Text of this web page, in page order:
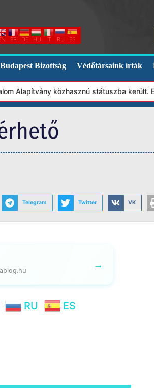
FR DE HU IT RU ES
Budapest Bizottság Védőtársaink írták
közhasznú státuszba került.
Telegram Twitter VK
→
RU ES